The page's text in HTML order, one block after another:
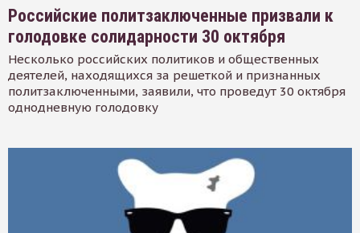
Российские политзаключенные призвали к
голодовке солидарности 30 октября
Несколько российских политиков и общественных
деятелей, находящихся за решеткой и признанных
политзаключенными, заявили, что проведут 30 октября
однодневную голодовку